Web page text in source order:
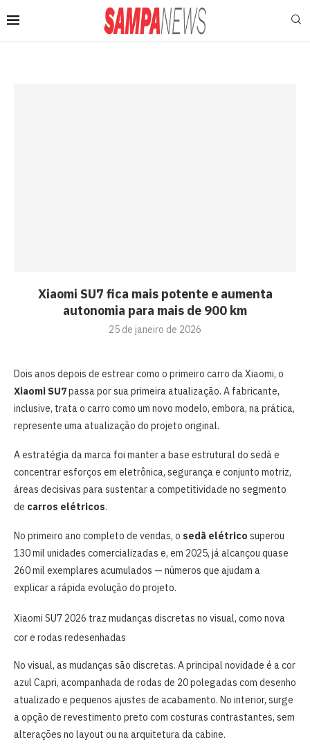
Xiaomi SU7 fica mais potente e aumenta
autonomia para mais de 900 km
25 de janeiro de 2026
Dois anos depois de estrear como o primeiro carro da Xiaomi, o
Xiaomi SU7passa por sua primeira atualização. A fabricante,
inclusive, trata o carro como um novo modelo, embora, na prática,
represente uma atualização do projeto original.
A estratégia da marca foi manter a base estrutural do sedã e
concentrar esforços em eletrônica, segurança e conjunto motriz,
áreas decisivas para sustentar a competitividade no segmento
de carros elétricos.
No primeiro ano completo de vendas, o sedã elétrico superou
130 mil unidades comercializadas e, em 2025, já alcançou quase
260 mil exemplares acumulados — números que ajudam a
explicar a rápida evolução do projeto.
Xiaomi SU7 2026 traz mudanças discretas no visual, como nova
cor e rodas redesenhadas
No visual, as mudanças são discretas. A principal novidade é a cor
azul Capri, acompanhada de rodas de 20 polegadas com desenho
atualizado e pequenos ajustes de acabamento. No interior, surge
a opção de revestimento preto com costuras contrastantes, sem
alterações no layout ou na arquitetura da cabine.